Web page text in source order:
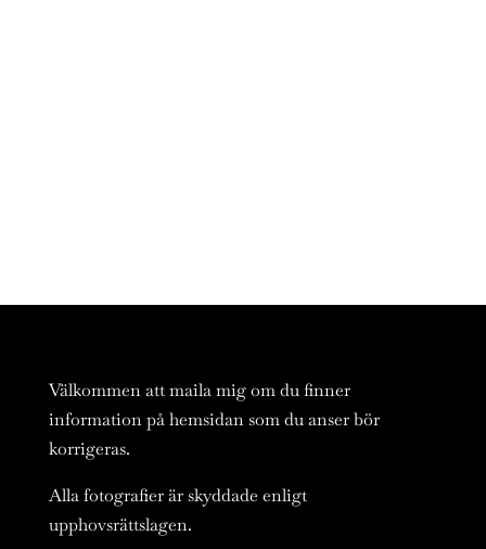
Välkommen att maila mig om du finner
information på hemsidan som du anser bör
korrigeras.
Alla fotografier är skyddade enligt
upphovsrättslagen.